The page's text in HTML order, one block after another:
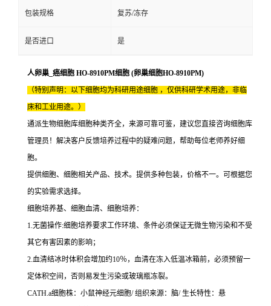
包装规格 复苏/冻存
是否进口 是
人卵巢_癌细胞 HO-8910PM细胞 (卵巢细胞HO-8910PM)
（特别声明：以下细胞均为科研用途细胞 ，仅供科研学术用途，非临
床和工业用途。）
通派生物细胞库细胞种类齐全，来源可靠可鉴，建议您直接咨询细胞库
管理员！解决客户反馈培养过程中的疑难问题，帮助每位老师养好细
胞。
提供细胞、细胞相关产品、技术。提供多种包装，价格不一。可根据您
的实验需求选择。
细胞培养基、细胞血清、细胞培养：
1.无菌操作:细胞培养要求工作环境、条件必须保证无微生物污染和不受
其它有害因素的影响；
2.血清结冰时体积会增加约10％，血清在冻入低温冰箱前，必须预留一
定体积空间，否则易发生污染或玻璃瓶冻裂。
CATH.a细胞株：小鼠神经元细胞/ 组织来源：脑/ 生长特性：悬